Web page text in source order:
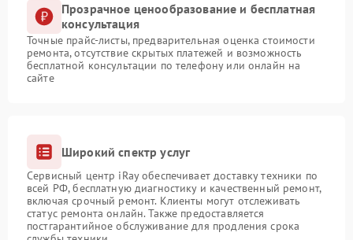
Прозрачное ценообразование и бесплатная
консультация
Точные прайс-листы, предварительная оценка стоимости
ремонта, отсутствие скрытых платежей и возможность
бесплатной консультации по телефону или онлайн на
сайте
Широкий спектр услуг
Сервисный центр iRay обеспечивает доставку техники по
всей РФ, бесплатную диагностику и качественный ремонт,
включая срочный ремонт. Клиенты могут отслеживать
статус ремонта онлайн. Также предоставляется
постгарантийное обслуживание для продления срока